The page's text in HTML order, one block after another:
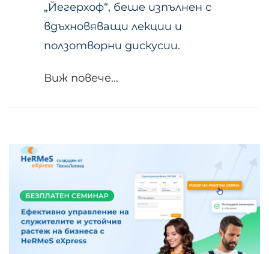
„Йегерхоф“, беше изпълнен с
вдъхновяващи лекции и
ползотворни дискусии.
Виж повече...